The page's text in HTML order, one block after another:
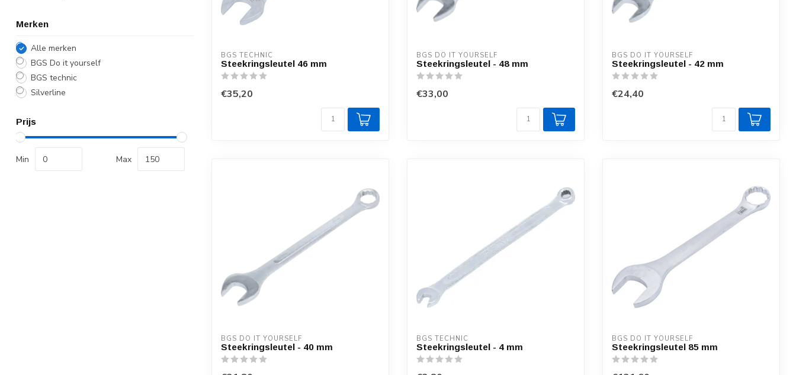
Merken
Alle merken
BGS Do it yourself
BGS technic
Silverline
Prijs
Min Max
BGS TECHNIC
Steekringsleutel 46 mm
€35,20
BGS DO IT YOURSELF
Steekringsleutel - 48 mm
€33,00
BGS DO IT YOURSELF
Steekringsleutel - 42 mm
€24,40
BGS DO IT YOURSELF
Steekringsleutel - 40 mm
BGS TECHNIC
Steekringsleutel - 4 mm
BGS DO IT YOURSELF
Steekringsleutel 85 mm